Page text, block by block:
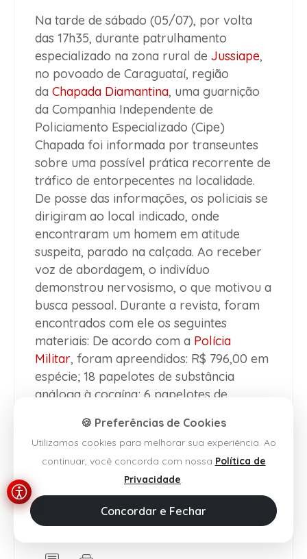
Na tarde de sábado (05/07), por volta
das 17h35, durante patrulhamento
especializado na zona rural de Jussiape,
no povoado de Caraguataí, região
da Chapada Diamantina, uma guarnição
da Companhia Independente de
Policiamento Especializado (Cipe)
Chapada foi informada por transeuntes
sobre uma possível prática recorrente de
tráfico de entorpecentes na localidade.
De posse das informações, os policiais se
dirigiram ao local indicado, onde
encontraram um homem em atitude
suspeita, parado na calçada. Ao receber
voz de abordagem, o indivíduo
demonstrou nervosismo, o que motivou a
busca pessoal. Durante a revista, foram
encontrados com ele os seguintes
materiais: De acordo com a Polícia
Militar, foram apreendidos: R$ 796,00 em
espécie; 18 papelotes de substância
análoga à cocaína; 6 papelotes de
aparelho celular. Diante dos fatos, o
suspeito e o material apreendido foram
encaminhados à Delegacia Territorial de
para a adoção das medidas
cabíveis.
🍪 Preferências de Cookies
Utilizamos cookies para melhorar sua experiência. Ao
continuar, você concorda com nossa Política de
Privacidade.
Concordar e Fechar